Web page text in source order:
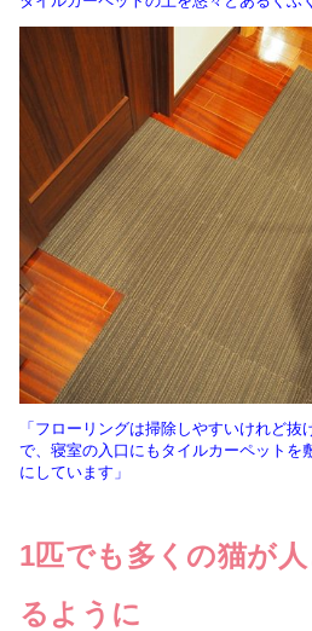
「フローリングは掃除しやすいけれど
で、寝室の入口にもタイルカーペットを
にしています」
1匹でも多くの猫が
るように